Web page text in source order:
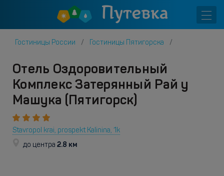
Гостиницы России Гостиницы Пятигорска
Отель Оздоровительный
Комплекс Затерянный Рай у
Машука (Пятигорск)
Stavropol krai, prospekt Kalinina, 1k
до центра 2.8 км